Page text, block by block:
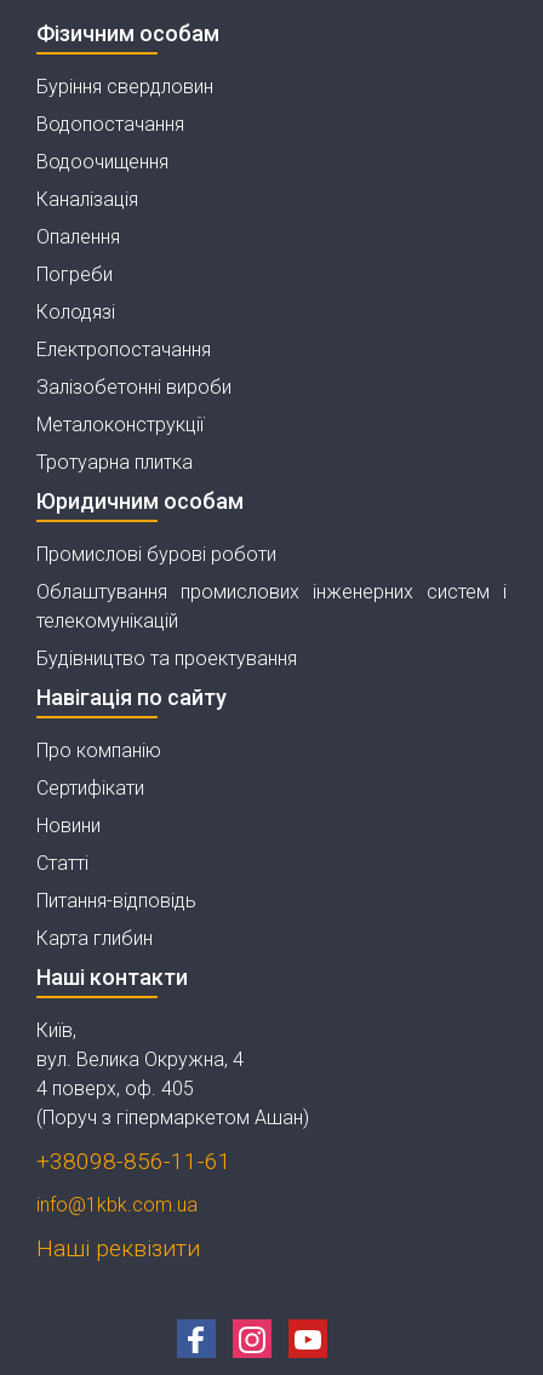
Фізичним особам
Буріння свердловин
Водопостачання
Водоочищення
Каналізація
Опалення
Погреби
Колодязі
Електропостачання
Залізобетонні вироби
Металоконструкції
Тротуарна плитка
Юридичним особам
Промислові бурові роботи
Облаштування промислових інженерних систем і
телекомунікацій
Будівництво та проектування
Навігація по сайту
Про компанію
Сертифікати
Новини
Статті
Питання-відповідь
Карта глибин
Наші контакти
Київ,
вул. Велика Окружна, 4
4 поверх, оф. 405
(Поруч з гіпермаркетом Ашан)
+38098-856-11-61
info@1kbk.com.ua
Наші реквізити